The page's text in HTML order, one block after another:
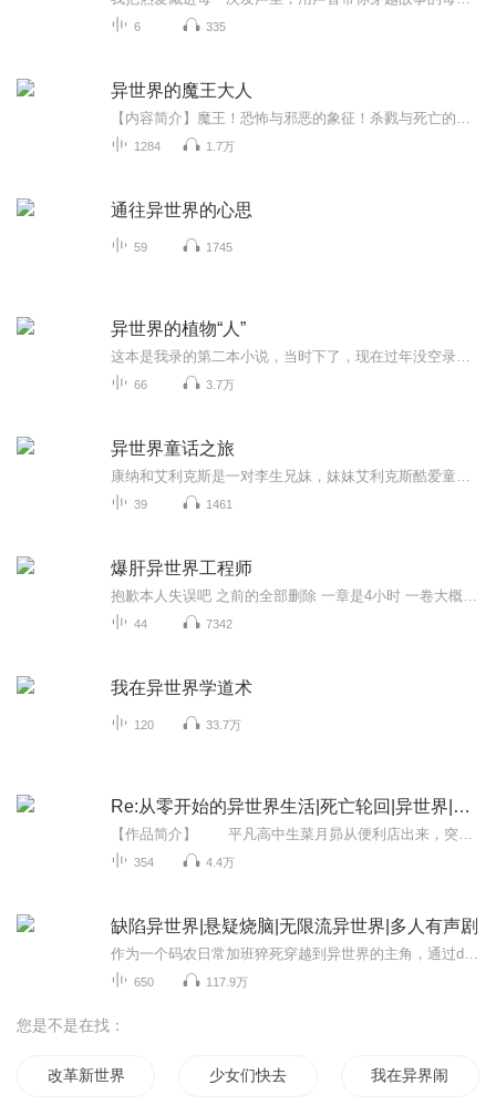
6 335
异世界的魔王大人
1284 1.7万
通往异世界的心思
59 1745
异世界的植物“人”
66 3.7万
异世界童话之旅
39 1461
爆肝异世界工程师
44 7342
我在异世界学道术
120 33.7万
Re:从零开始的异世界生活|死亡轮回|异世界|动漫
354 4.4万
缺陷异世界|悬疑烧脑|无限流异世界|多人有声剧
650 117.9万
您是不是在找：
改革新世界 少女们快去革命吧 我在异界闹革命